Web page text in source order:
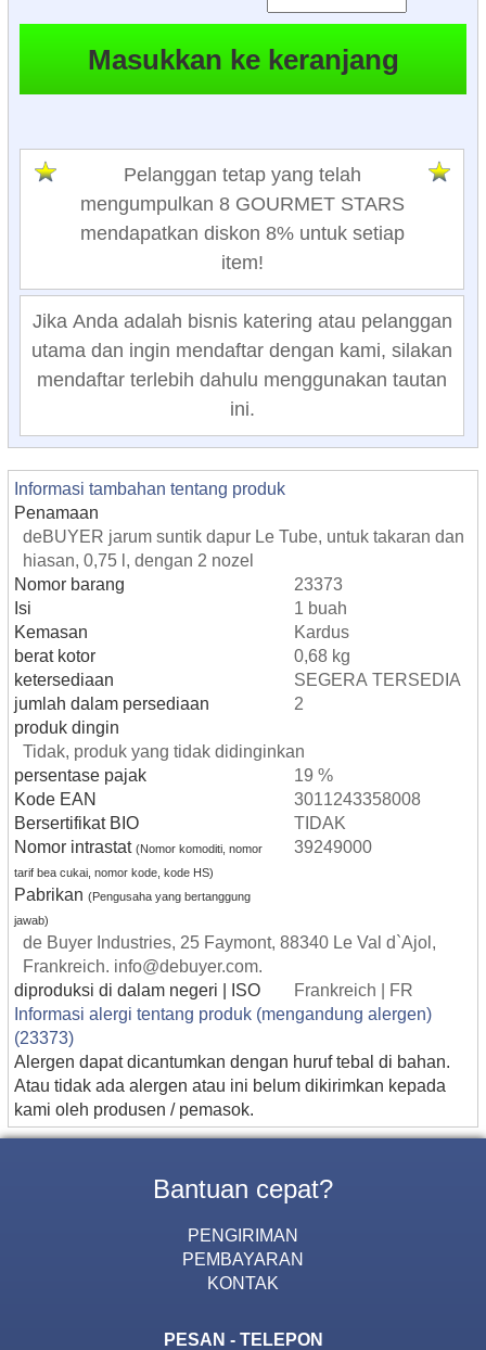
Pelanggan tetap yang telah
mengumpulkan 8 GOURMET STARS
mendapatkan diskon 8% untuk setiap
item!
Jika Anda adalah bisnis katering atau pelanggan
utama dan ingin mendaftar dengan kami, silakan
mendaftar terlebih dahulu menggunakan tautan
ini.
Informasi tambahan tentang produk
Penamaan
deBUYER jarum suntik dapur Le Tube, untuk takaran dan
hiasan, 0,75 l, dengan 2 nozel
Nomor barang
23373
Isi
1 buah
Kemasan
Kardus
berat kotor
0,68 kg
ketersediaan
SEGERA TERSEDIA
jumlah dalam persediaan
2
produk dingin
Tidak, produk yang tidak didinginkan
persentase pajak
19 %
Kode EAN
3011243358008
Bersertifikat BIO
TIDAK
Nomor intrastat (Nomor komoditi, nomor
tarif bea cukai, nomor kode, kode HS)
39249000
Pabrikan (Pengusaha yang bertanggung
jawab)
de Buyer Industries, 25 Faymont, 88340 Le Val d`Ajol,
Frankreich. info@debuyer.com.
diproduksi di dalam negeri | ISO
Frankreich | FR
Informasi alergi tentang produk (mengandung alergen)
(23373)
Alergen dapat dicantumkan dengan huruf tebal di bahan.
Atau tidak ada alergen atau ini belum dikirimkan kepada
kami oleh produsen / pemasok.
Bantuan cepat?
PENGIRIMAN
PEMBAYARAN
KONTAK
PESAN - TELEPON